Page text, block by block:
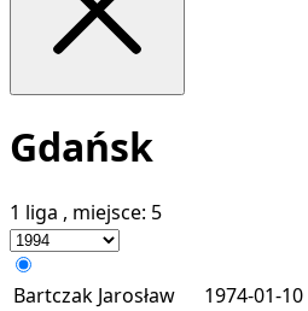
Gdańsk
1 liga , miejsce: 5
Bartczak Jarosław 1974-01-10